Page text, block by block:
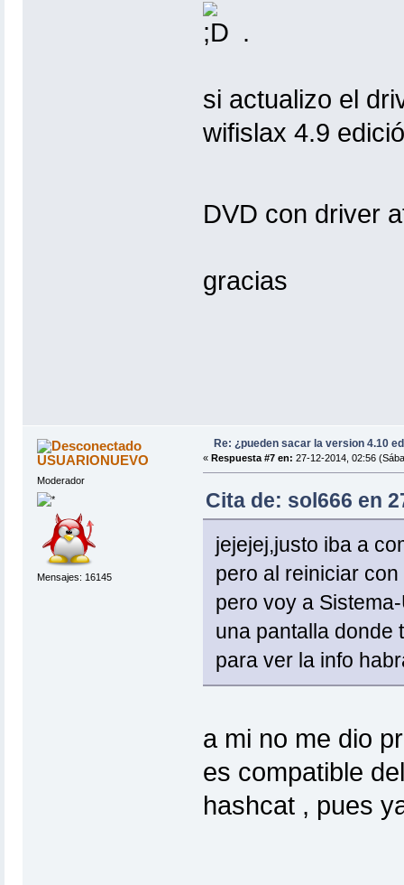
.
si actualizo el
wifislax 4.9
DVD con driver
gracias
USUARIONUEVO
Moderador
Mensajes: 16145
Re: ¿pueden sacar la version 4.10
« Respuesta #7 en: 27-12-2014, 02:56
Cita de: sol666 en
jejejej,justo iba a
pero al reiniciar
pero voy a
una pantalla donde
para ver la info
a mi no me dio
es compatible
hashcat , pues